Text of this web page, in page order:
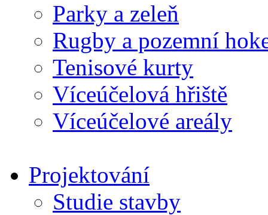
Parky a zeleň
Rugby a pozemní
Tenisové kurty
Víceúčelová hřiště
Víceúčelové areály
Projektování
Studie stavby